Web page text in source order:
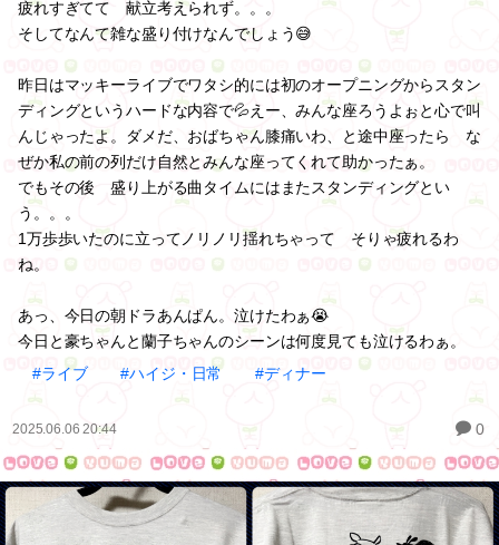
疲れすぎてて 献立考えられず。。。
そしてなんて雑な盛り付けなんでしょう😅
昨日はマッキーライブでワタシ的には初のオープニングからスタン
ディングというハードな内容で💦えー、みんな座ろうよぉと心で叫
んじゃったよ。ダメだ、おばちゃん膝痛いわ、と途中座ったら な
ぜか私の前の列だけ自然とみんな座ってくれて助かったぁ。
でもその後 盛り上がる曲タイムにはまたスタンディングとい
う。。。
1万歩歩いたのに立ってノリノリ揺れちゃって そりゃ疲れるわ
ね。
あっ、今日の朝ドラあんぱん。泣けたわぁ😭
今日と豪ちゃんと蘭子ちゃんのシーンは何度見ても泣けるわぁ。
#ライブ
#ハイジ・日常 #ディナー
2025.06.06 20:44 0